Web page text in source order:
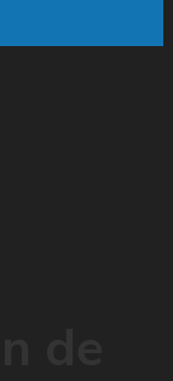
de